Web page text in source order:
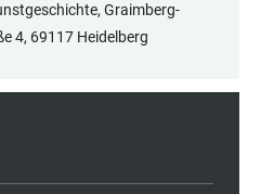
Graimberg-
4, 69117 Heidelberg